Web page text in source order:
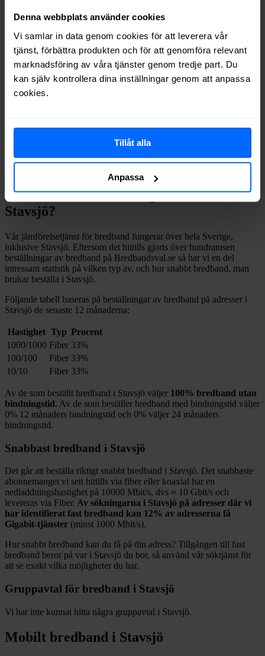
Denna webbplats använder cookies
Vi samlar in data genom cookies för att leverera vår
tjänst, förbättra produkten och för att genomföra relevant
marknadsföring av våra tjänster genom tredje part. Du
kan själv kontrollera dina inställningar genom att anpassa
cookies.
Tillåt alla
Anpassa
Telenor
Fiber
44%
Comviq
Fiber
21%
Inleed
Fiber
15%
Net at Once Fiber
Trygg Surf
göra en snabb sökning här:
Vilket fast bredband väljer man i
Stavsjö?
Vår jämförelsetjänst för bredband fungerar över hela Sverige,
inklusive Stavsjö. Eftersom det hittills gjorts över hundratusen
beställningar av bredband på Bredbandsval.se så har vi en del
intressant statistik på vilken typ av, och hur snabbt bredband, man
brukar beställa i Stavsjö.
Följande tabell baseras på beställningar av bredband på adresser i
Stavsjö de senaste 12 månaderna:
Hastighet Typ Procent
1000/1000 Fiber 33%
100/100
Fiber 33%
10/10
Fiber 33%
Av de som beställt bredband i Stavsjö väljer 100% bredband utan
bindningstid. Av de som beställer bredband med bindningstid väljer
0% 12 månaders bindningstid och 0% väljer 24 månaders
bindningstid.
Snabbast bredband i Stavsjö
Det går att beställa riktigt snabbt bredband i Stavsjö. Det snabbaste
abonnemanget vi sett hittills via fiber eller koaxial har en
nedladdningshastighet på 10000 Mbit/s, dvs ≈ 10 Gbit/s och
levereras via Fiber. Av sökningarna i Stavsjö på adresser där vi
har identifierat fast bredband kan 12% av adresserna få
Gigabit-tjänster (minst 1000 Mbit/s).
Hur snabbt bredband kan du få på din adress? Tillgången till fast
bredband beror på var i Stavsjö du bor, så använd vår söktjänst för
att se exakt vilka möjligheter du har.
Gruppavtal för bredband i Stavsjö
Vi har inte kunnat hitta några gruppavtal i Stavsjö.
Mobilt bredband i Stavsjö